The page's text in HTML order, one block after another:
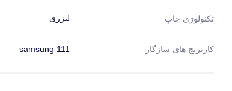
تکنولوژی چاپ لیزری
کارتریج های سازگار samsung 111